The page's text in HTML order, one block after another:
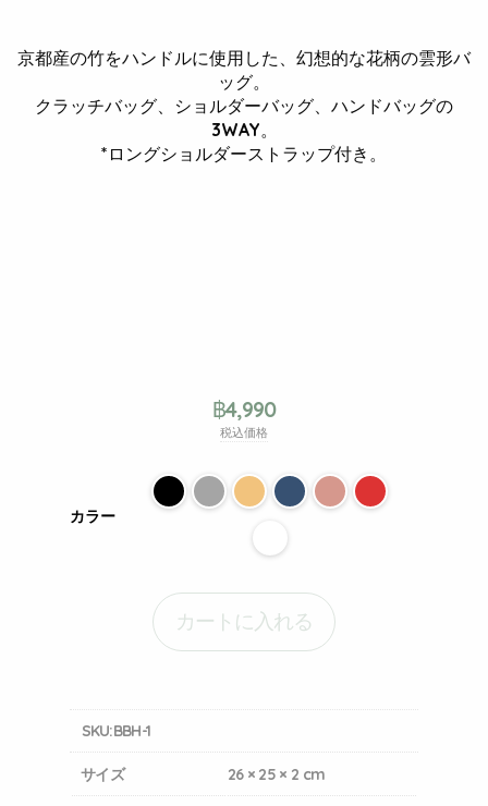
京都産の竹をハンドルに使用した、幻想的な花柄の雲形バ
ッグ。
クラッチバッグ、ショルダーバッグ、ハンドバッグの
3WAY。
*ロングショルダーストラップ付き。
฿4,990
税込価格
カラー
カートに入れる
SKU:BBH-1
サイズ 26 × 25 × 2 cm